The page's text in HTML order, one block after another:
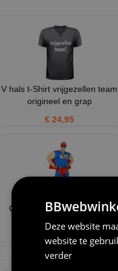
V hals t-Shirt vrijgezellen team
origineel en grap
€ 24,95
Gespierde super bier man
kostuum
€ 45,95
Deze website
website te
verder